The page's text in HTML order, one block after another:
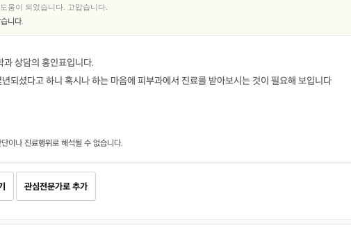
움이 되었습니다. 고맙습니다.
니다.
상담의 홍인표입니다.
되셨다고 하니 혹시나 하는 마음에 피부과에서 진료를 받아보시는 것이 필요해 보입니다
이나 진료행위로 해석될 수 없습니다.
관심전문가로 추가